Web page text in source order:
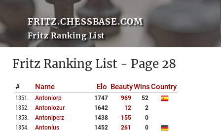
FRITZ.CHESSBASE.COM
Fritz Ranking List
Fritz Ranking List - Page 28
# Name Elo BeautyWinsCountry
1351 . Antoniorp 1747 969
52
1352. Antoniozur 1642 12
2
1353. Antoniperz 1438 155
0
1354. Antoníus 1452 261
0